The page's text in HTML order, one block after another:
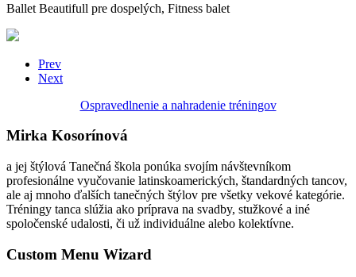
Ballet Beautifull pre dospelých, Fitness balet
Prev
Next
Ospravedlnenie a nahradenie tréningov
Mirka Kosorínová
a jej štýlová Tanečná škola ponúka svojím návštevníkom
profesionálne vyučovanie latinskoamerických, štandardných tancov,
ale aj mnoho ďalších tanečných štýlov pre všetky vekové kategórie.
Tréningy tanca slúžia ako príprava na svadby, stužkové a iné
spoločenské udalosti, či už individuálne alebo kolektívne.
Custom Menu Wizard